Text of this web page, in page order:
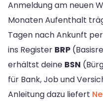
Anmeldung am neuen
Monaten Aufenthalt
Tagen nach Ankunft
ins Register BRP
erhältst deine BSN
für Bank, Job und
Anleitung dazu liefert